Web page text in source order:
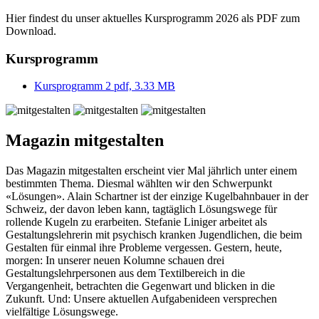
Hier findest du unser aktuelles Kursprogramm 2026 als PDF zum
Download.
Kursprogramm
Kursprogramm 2 pdf, 3.33 MB
Magazin mitgestalten
Das Magazin mitgestalten erscheint vier Mal jährlich unter einem
bestimmten Thema. Diesmal wählten wir den Schwerpunkt
«Lösungen». Alain Schartner ist der einzige Kugelbahnbauer in der
Schweiz, der davon leben kann, tagtäglich Lösungswege für
rollende Kugeln zu erarbeiten. Stefanie Liniger arbeitet als
Gestaltungslehrerin mit psychisch kranken Jugendlichen, die beim
Gestalten für einmal ihre Probleme vergessen. Gestern, heute,
morgen: In unserer neuen Kolumne schauen drei
Gestaltungslehrpersonen aus dem Textilbereich in die
Vergangenheit, betrachten die Gegenwart und blicken in die
Zukunft. Und: Unsere aktuellen Aufgabenideen versprechen
vielfältige Lösungswege.